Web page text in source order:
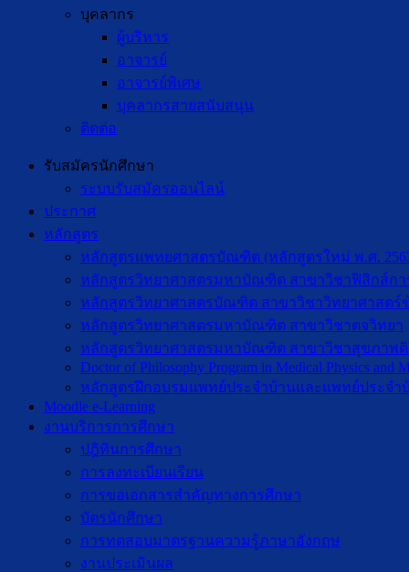
บุคลากร
ผู้บริหาร
อาจารย์
อาจารย์พิเศษ
บุคลากรสายสนับสนุน
ติดต่อ
รับสมัครนักศึกษา
ระบบรับสมัครออนไลน์
ประกาศ
หลักสูตร
หลักสูตรแพทยศาสตรบัณฑิต (หลักสูตรใหม่ พ.ศ.
หลักสูตรวิทยาศาสตรมหาบัณฑิต สาขาวิชาฟิสิกส์กา
หลักสูตรวิทยาศาสตรบัณฑิต สาขาวิชาวิทยาศาสตร์
หลักสูตรวิทยาศาสตรมหาบัณฑิต สาขาวิชาตจวิทยา
หลักสูตรวิทยาศาสตรมหาบัณฑิต สาขาวิชาสุขภาพดิ
Doctor of Philosophy Program in Medical Physics and
หลักสูตรฝึกอบรมแพทย์ประจำบ้านและแพทย์ประจำ
Moodle e-Learning
งานบริการการศึกษา
ปฎิทินการศึกษา
การลงทะเบียนเรียน
การขอเอกสารสำคัญทางการศึกษา
บัตรนักศึกษา
การทดสอบมาตรฐานความรู้ภาษาอังกฤษ
งานประเมินผล